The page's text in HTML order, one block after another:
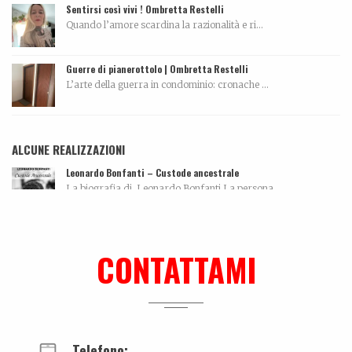
Sentirsi così vivi ! Ombretta Restelli
Quando l’amore scardina la razionalità e ri...
Guerre di pianerottolo | Ombretta Restelli
L’arte della guerra in condominio: cronache ...
ALCUNE REALIZZAZIONI
Leonardo Bonfanti – Custode ancestrale
La biografia di Leonardo Bonfanti La persona...
La biografia di Bicio, l'antidepressivo natura...
CONTATTAMI